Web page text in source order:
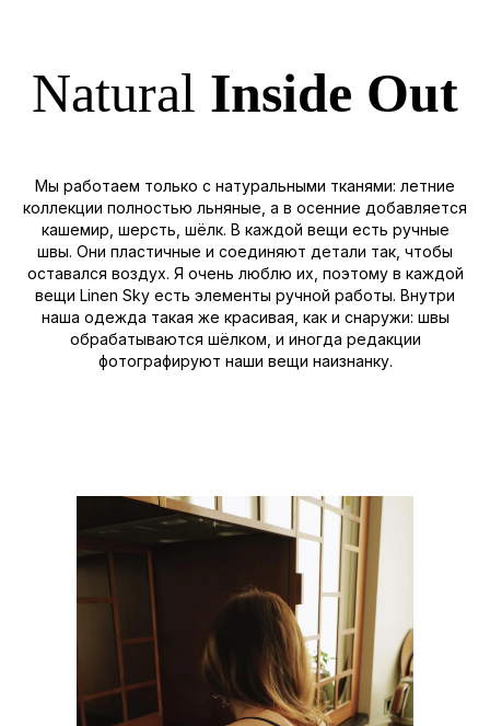
Natural Inside Out
Мы работаем только с натуральными тканями: летние
коллекции полностью льняные, а в осенние добавляется
кашемир, шерсть, шёлк. В каждой вещи есть ручные
швы. Они пластичные и соединяют детали так, чтобы
оставался воздух. Я очень люблю их, поэтому в каждой
вещи Linen Sky есть элементы ручной работы. Внутри
наша одежда такая же красивая, как и снаружи: швы
обрабатываются шёлком, и иногда редакции
фотографируют наши вещи наизнанку.